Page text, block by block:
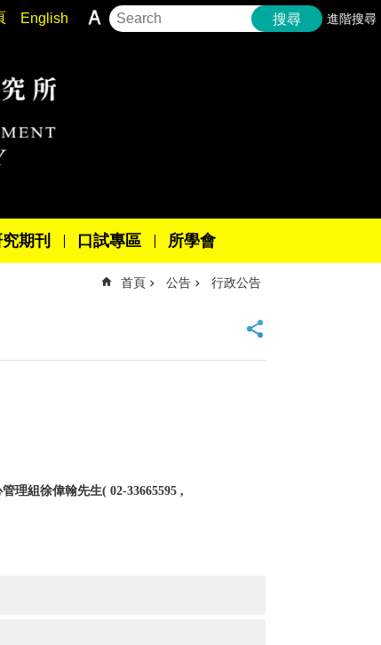
English 搜尋 進階搜尋
期刊 口試專區 所學會
首頁 公告 行政公告
理組徐偉翰先生( 02‐33665595 ,